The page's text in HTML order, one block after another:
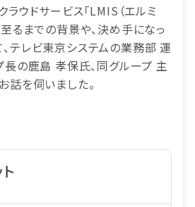
ラウドサービス「LMIS（エルミ
至るまでの背景や、決め手になっ
テレビ東京システムの業務部 運
長の鹿島 孝保氏、同グループ 主
話を伺いました。